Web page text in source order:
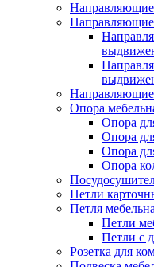
Опора
Опора
Опора
Опора
Опора
Петли
Петля
Петли
Петли с
Розетка для